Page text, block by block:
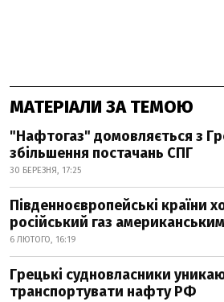
МАТЕРІАЛИ ЗА ТЕМОЮ
"Нафтогаз" домовляється з
збільшення постачань СПГ
30 БЕРЕЗНЯ, 17:25
Південноєвропейські країни
російський газ
6 ЛЮТОГО, 16:19
Грецькі судновласники
транспортувати нафту РФ